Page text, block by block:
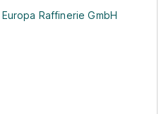
Europa Raffinerie GmbH